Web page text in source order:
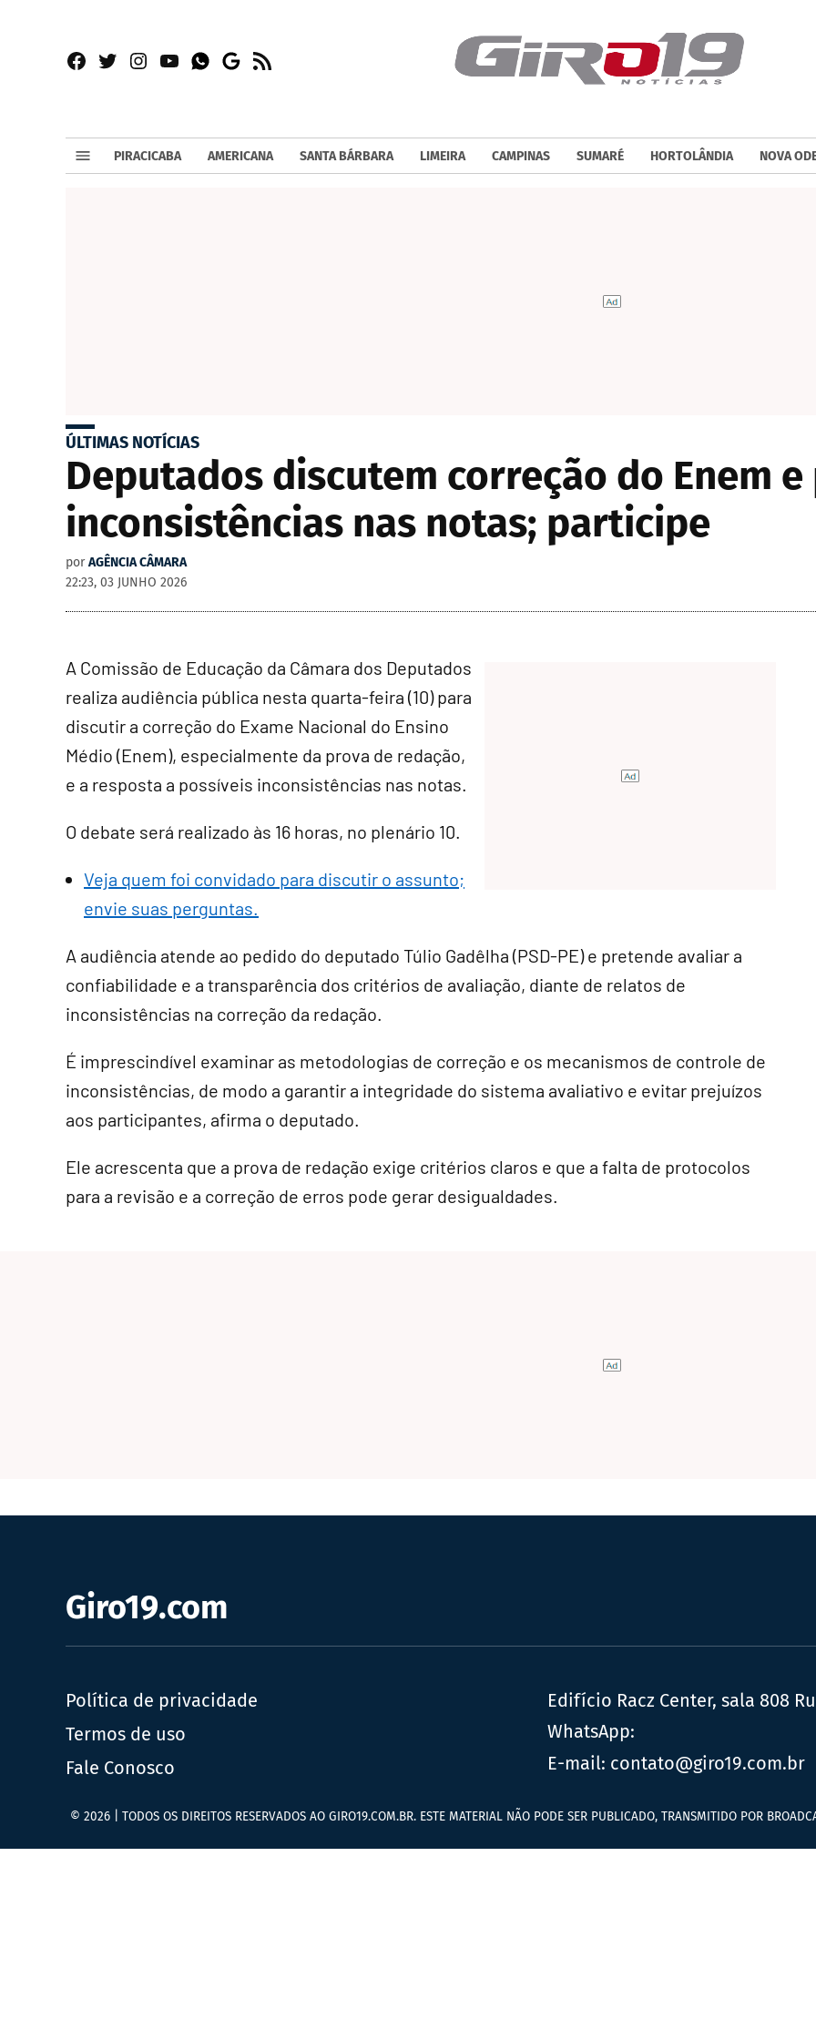
Facebook
TwitterInstagram
YouTubeWhatsapp
Google
RSS
PIRACICABA AMERICANA SANTA BÁRBARA LIMEIRA CAMPINAS SUMARÉ HORTOLÂNDIA NOVA
ÚLTIMAS NOTÍCIAS
Deputados discutem correção do Enem
inconsistências nas notas; participe
por AGÊNCIA CÂMARA
22:23, 03 JUNHO 2026
A Comissão de Educação da Câmara dos Deputados
realiza audiência pública nesta quarta-feira (10) para
discutir a correção do Exame Nacional do Ensino
Médio (Enem), especialmente da prova de redação,
e a resposta a possíveis inconsistências nas notas.
O debate será realizado às 16 horas, no plenário 10.
Veja quem foi convidado para discutir o assunto;
envie suas perguntas.
A audiência atende ao pedido do deputado Túlio Gadêlha (PSD-PE) e pretende avaliar a
confiabilidade e a transparência dos critérios de avaliação, diante de relatos de
inconsistências na correção da redação.
É imprescindível examinar as metodologias de correção e os mecanismos de controle de
inconsistências, de modo a garantir a integridade do sistema avaliativo e evitar prejuízos
aos participantes, afirma o deputado.
Ele acrescenta que a prova de redação exige critérios claros e que a falta de protocolos
para a revisão e a correção de erros pode gerar desigualdades.
Giro19.com
Política de privacidade
Termos de uso
Fale Conosco
Edifício Racz Center, sala 808
WhatsApp:
E-mail: contato@giro19.com.br
© 2026 | TODOS OS DIREITOS RESERVADOS AO GIRO19.COM.BR. ESTE MATERIAL NÃO PODE SER PUBLICADO, TRANSMITIDO POR